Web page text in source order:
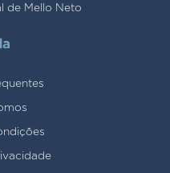
de Mello Neto